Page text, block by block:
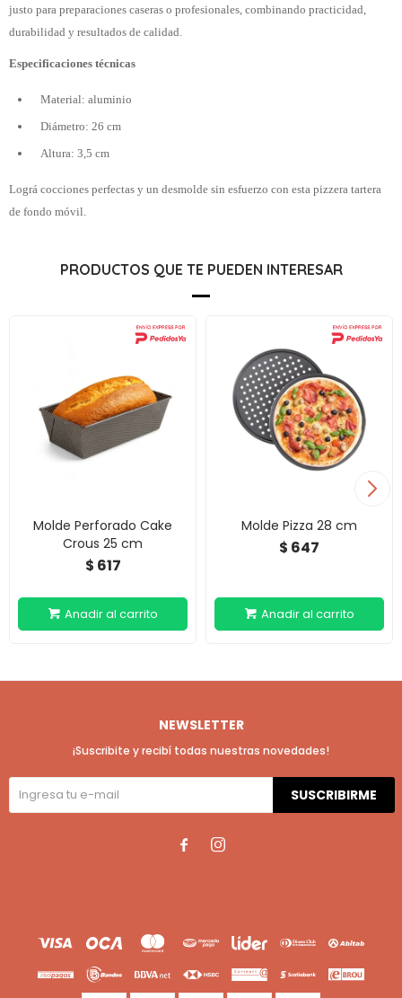
justo para preparaciones caseras o profesionales, combinando practicidad,
durabilidad y resultados de calidad.
Especificaciones técnicas
Material: aluminio
Diámetro: 26 cm
Altura: 3,5 cm
Lográ cocciones perfectas y un desmolde sin esfuerzo con esta pizzera tartera
de fondo móvil.
PRODUCTOS QUE TE PUEDEN INTERESAR
Molde Perforado Cake
Crous 25 cm
$ 617
Molde Pizza 28 cm
$ 647
NEWSLETTER
¡Suscribite y recibí todas nuestras novedades!
SUSCRIBIRME
 